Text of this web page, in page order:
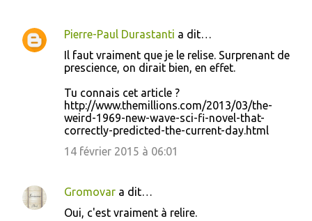
C
i
Pierre-Paul Durastanti a dit…
Il faut vraiment que je le relise. Surprenant de
prescience, on dirait bien, en effet.
Tu connais cet article ?
http://www.themillions.com/2013/03/the-
weird-1969-new-wave-sci-fi-novel-that-
correctly-predicted-the-current-day.html
14 février 2015 à 06:01
Gromovar a dit…
Oui, c'est vraiment à relire.